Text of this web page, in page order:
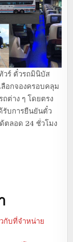
วร์ ตั๋วรถมินิบัส
อกจองครอบคลุม
ต่าง ๆ โดยตรง
รับการยืนยันตั๋ว
ตลอด 24 ชั่วโมง
กับที่จำหน่าย